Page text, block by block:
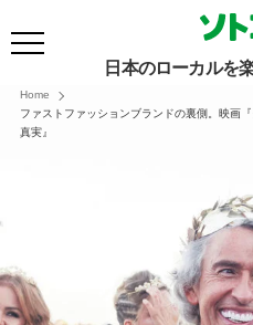
日本のローカルを
Home
ファストファッションブランドの裏側。映画
真実』